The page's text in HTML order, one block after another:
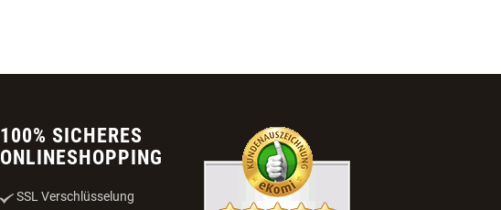
100% SICHERES
ONLINESHOPPING
SSL Verschlüsselung